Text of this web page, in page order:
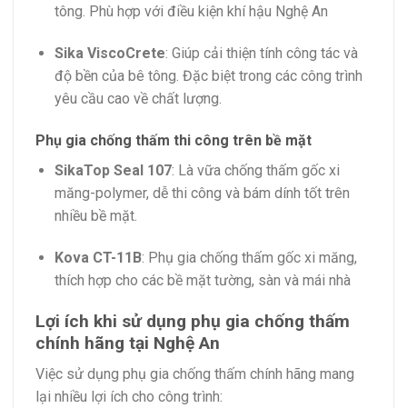
tông. Phù hợp với điều kiện khí hậu Nghệ An
Sika ViscoCrete: Giúp cải thiện tính công tác và
độ bền của bê tông. Đặc biệt trong các công trình
yêu cầu cao về chất lượng.
Phụ gia chống thấm thi công trên bề mặt
SikaTop Seal 107: Là vữa chống thấm gốc xi
măng-polymer, dễ thi công và bám dính tốt trên
nhiều bề mặt.
Kova CT-11B: Phụ gia chống thấm gốc xi măng,
thích hợp cho các bề mặt tường, sàn và mái nhà
Lợi ích khi sử dụng phụ gia chống thấm
chính hãng tại Nghệ An
Việc sử dụng phụ gia chống thấm chính hãng mang
lại nhiều lợi ích cho công trình: